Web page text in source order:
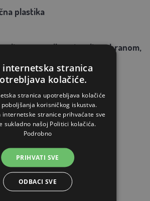
plastika
spremnik rastresitom hranom,
hranilicu.
ARTIKLI
internetska stranica
kolačiće.
stranica upotrebljava kolačiće
korisničkog iskustva.
internetske stranice prihvaćate sve
sukladno našoj Politici kolačića.
Podrobno
PRIHVATI SVE
ODBACI SVE